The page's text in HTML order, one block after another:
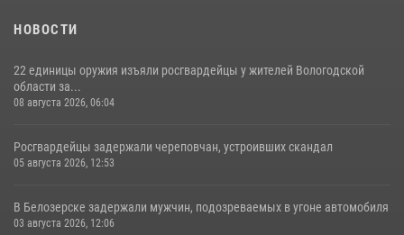
НОВОСТИ
22 единицы оружия изъяли росгвардейцы у жителей Вологодской
области за...
08 августа 2026, 06:04
Росгвардейцы задержали череповчан, устроивших скандал
05 августа 2026, 12:53
В Белозерске задержали мужчин, подозреваемых в угоне автомобиля
03 августа 2026, 12:06